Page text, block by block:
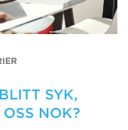
SYK,
NOK?